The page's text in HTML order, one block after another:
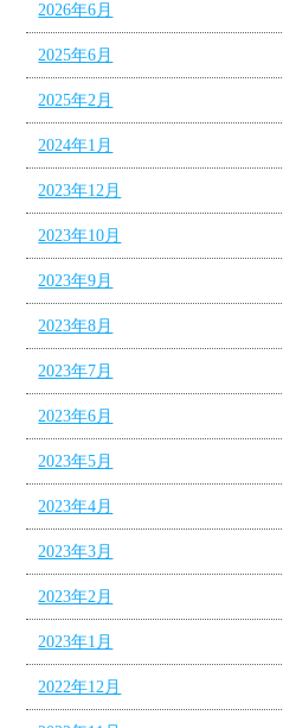
2026年6月
2025年6月
2025年2月
2024年1月
2023年12月
2023年10月
2023年9月
2023年8月
2023年7月
2023年6月
2023年5月
2023年4月
2023年3月
2023年2月
2023年1月
2022年12月